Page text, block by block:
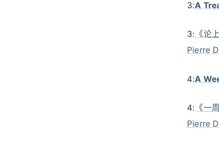
3:A
3: 《论
Pierre
4:A
4: 《一
Pierre